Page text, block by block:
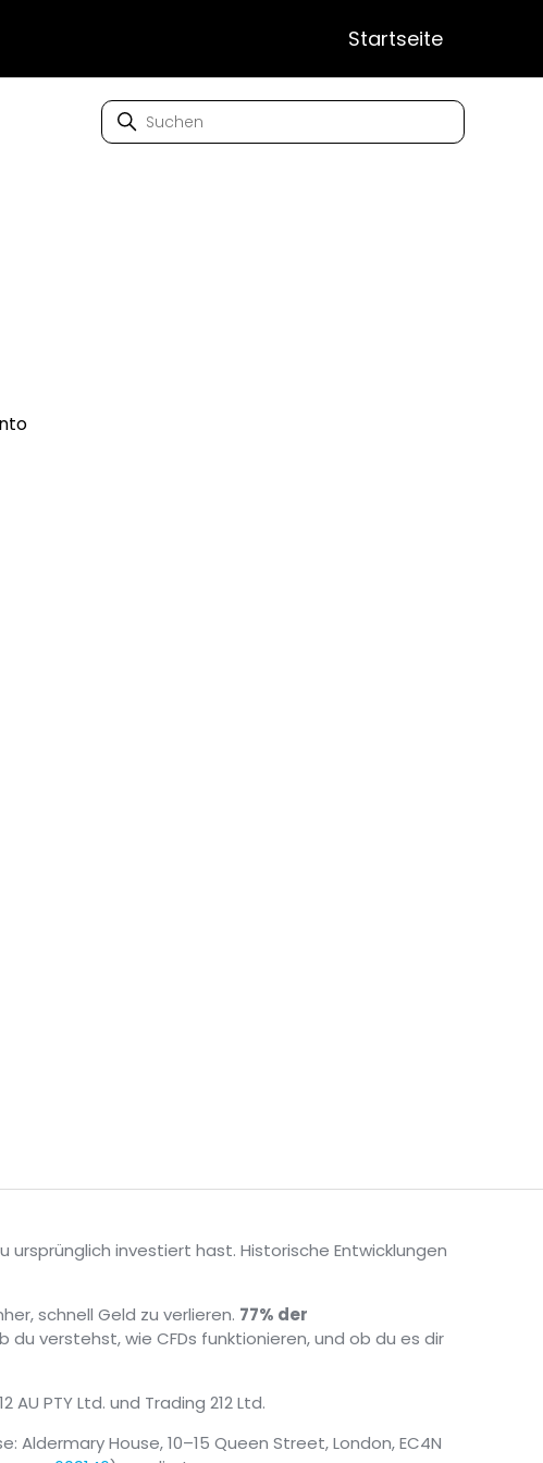
Startseite
investiert hast. Historische Entwicklungen
schnell Geld zu verlieren. 77% der
du verstehst, wie CFDs funktionieren, und ob du es dir
AU PTY Ltd. und Trading 212 Ltd.
Aldermary House, 10–15 Queen Street, London, EC4N